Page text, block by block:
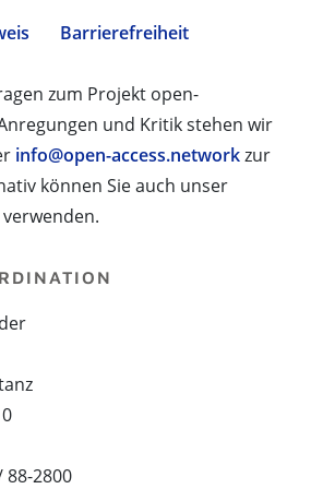
Barrierefreiheit
zum Projekt open-
und Kritik stehen wir
info@open-access.networkzur
können Sie auch unser
88-2800